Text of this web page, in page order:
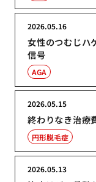
女性のつむじハ
信号
2026.05.16
AGA
終わりなき治療
2026.05.15
円形脱毛症
2026.05.13